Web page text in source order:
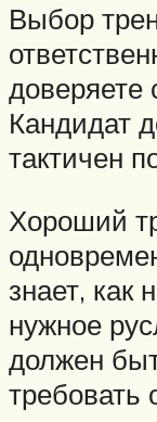
Выбор
доверяете
Кандидат
тактичен
Хороший
знает, как
нужное
должен
требовать